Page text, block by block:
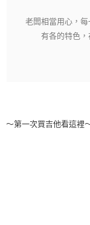
老闆相當用心，
有各的特色
～第一次買吉他看這裡